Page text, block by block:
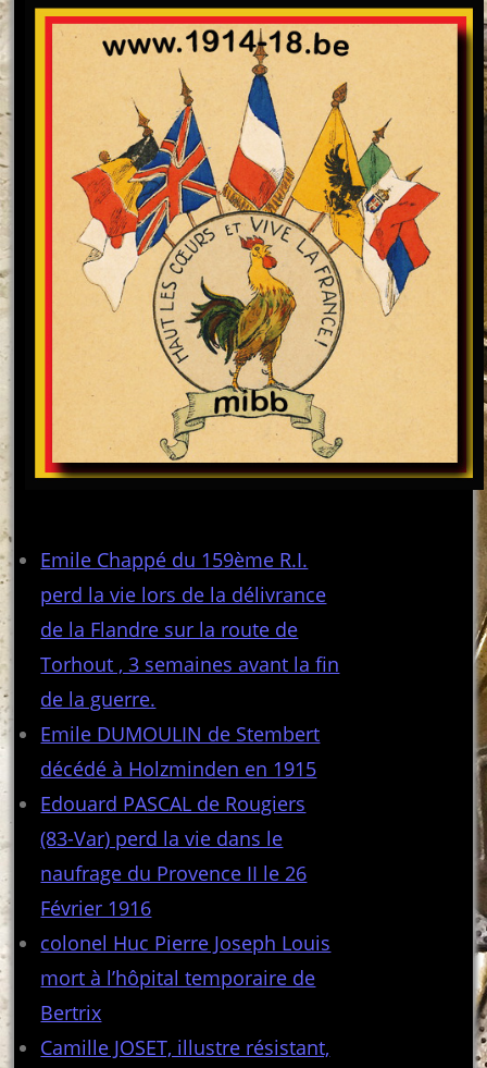
Emile Chappé du 159ème R.I.
perd la vie lors de la délivrance
de la Flandre sur la route de
Torhout , 3 semaines avant la fin
de la guerre.
Emile DUMOULIN de Stembert
décédé à Holzminden en 1915
Edouard PASCAL de Rougiers
(83-Var) perd la vie dans le
naufrage du Provence II le 26
Février 1916
colonel Huc Pierre Joseph Louis
mort à l’hôpital temporaire de
Bertrix
Camille JOSET, illustre résistant,